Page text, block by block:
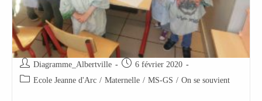
Diagramme_Albertville
6 février 2020
Ecole Jeanne d'Arc / Maternelle / MS-GS / On se souvient